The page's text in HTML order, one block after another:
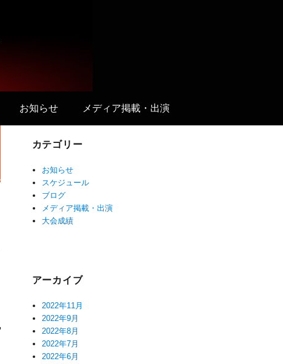
お知らせ メディア掲載・出演
カテゴリー
お知らせ
スケジュール
ブログ
メディア掲載・出演
大会成績
アーカイブ
2022年11月
2022年9月
2022年8月
2022年7月
2022年6月